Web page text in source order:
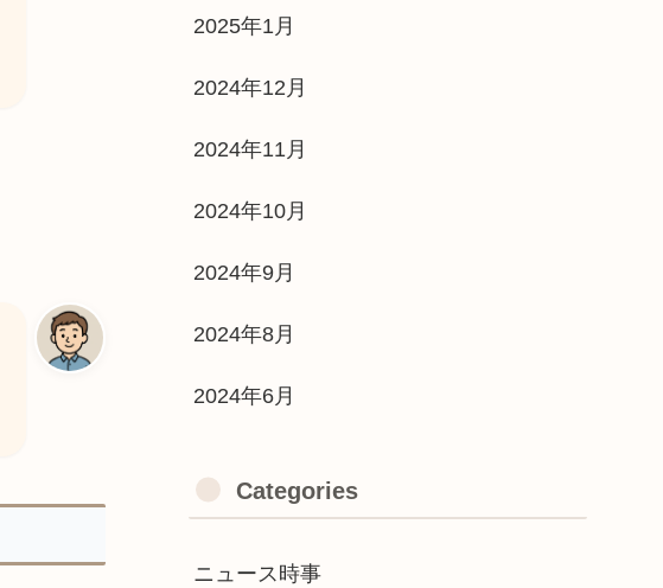
2025年1月
2024年12月
2024年11月
2024年10月
2024年9月
2024年8月
2024年6月
Categories
ニュース時事